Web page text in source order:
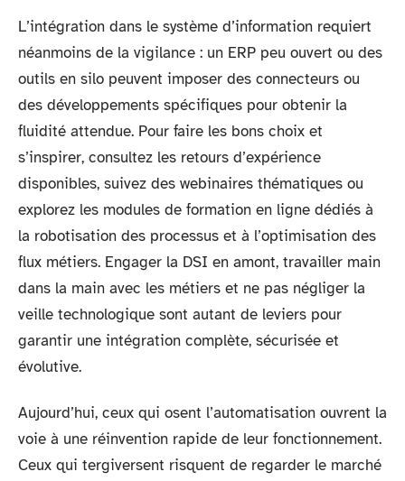
L’intégration dans le système d’information requiert
néanmoins de la vigilance : un ERP peu ouvert ou des
outils en silo peuvent imposer des connecteurs ou
des développements spécifiques pour obtenir la
fluidité attendue. Pour faire les bons choix et
s’inspirer, consultez les retours d’expérience
disponibles, suivez des webinaires thématiques ou
explorez les modules de formation en ligne dédiés à
la robotisation des processus et à l’optimisation des
flux métiers. Engager la DSI en amont, travailler main
dans la main avec les métiers et ne pas négliger la
veille technologique sont autant de leviers pour
garantir une intégration complète, sécurisée et
évolutive.
Aujourd’hui, ceux qui osent l’automatisation ouvrent la
voie à une réinvention rapide de leur fonctionnement.
Ceux qui tergiversent risquent de regarder le marché